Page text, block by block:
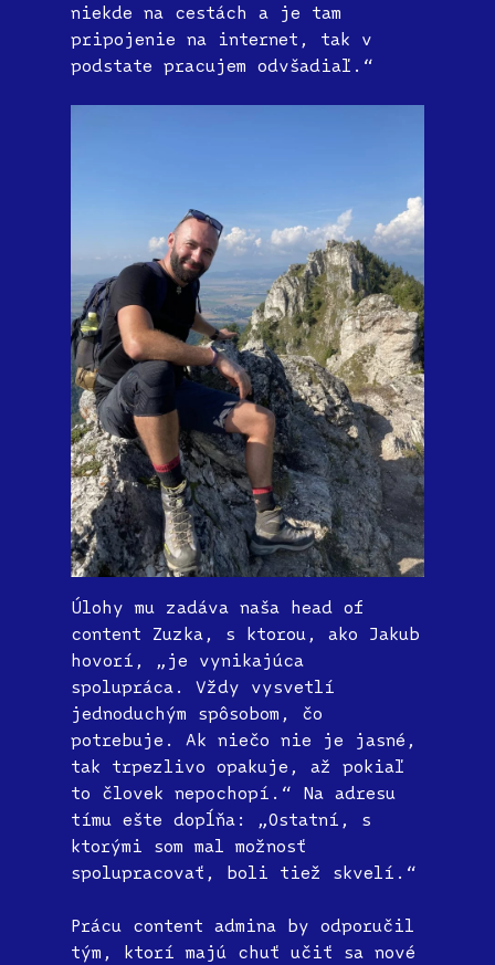
niekde na cestách a je tam
pripojenie na internet, tak v
podstate pracujem odvšadiaľ.“
Úlohy mu zadáva naša head of
content Zuzka, s ktorou, ako Jakub
hovorí, „je vynikajúca
spolupráca. Vždy vysvetlí
jednoduchým spôsobom, čo
potrebuje. Ak niečo nie je jasné,
tak trpezlivo opakuje, až pokiaľ
to človek nepochopí.“ Na adresu
tímu ešte dopĺňa: „Ostatní, s
ktorými som mal možnosť
spolupracovať, boli tiež skvelí.“
Prácu content admina by odporučil
tým, ktorí majú chuť učiť sa nové